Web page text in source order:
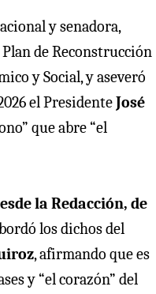
y senadora,
de Reconstrucción
y Social, y aseveró
el PresidenteJosé
que abre “el
la Redacción, de
los dichos del
, afirmando que es
y “el corazón” del